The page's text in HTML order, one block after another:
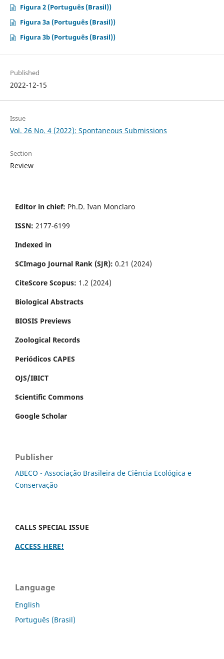
Figura 2 (Português (Brasil))
Figura 3a (Português (Brasil))
Figura 3b (Português (Brasil))
Published
2022-12-15
Issue
Vol. 26 No. 4 (2022): Spontaneous Submissions
Section
Review
Editor in chief: Ph.D. Ivan Monclaro
ISSN: 2177-6199
Indexed in
SCImago Journal Rank (SJR): 0.21 (2024)
CiteScore Scopus: 1.2 (2024)
Biological Abstracts
BIOSIS Previews
Zoological Records
Periódicos CAPES
OJS/IBICT
Scientific Commons
Google Scholar
Publisher
ABECO - Associação Brasileira de Ciência Ecológica e
Conservação
CALLS SPECIAL ISSUE
ACCESS HERE!
Language
English
Português (Brasil)